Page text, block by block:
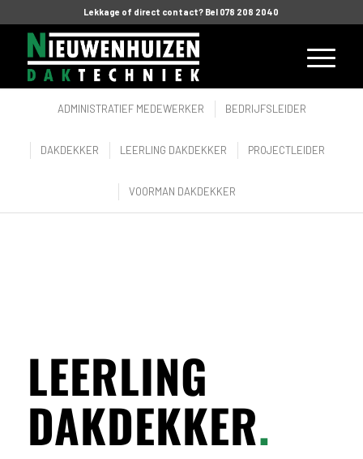
Lekkage of direct contact? Bel 078 208 2040
ADMINISTRATIEF MEDEWERKER BEDRIJFSLEIDER
DAKDEKKER LEERLING DAKDEKKER PROJECTLEIDER
VOORMAN DAKDEKKER
LEERLING
DAKDEKKER.